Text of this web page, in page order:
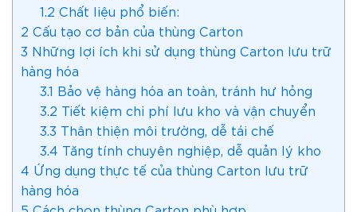
1.2 Chất liệu phổ biến:
2 Cấu tạo cơ bản của thùng Carton
3 Những lợi ích khi sử dụng thùng Carton lưu trữ
hàng hóa
3.1 Bảo vệ hàng hóa an toàn, tránh hư hỏng
3.2 Tiết kiệm chi phí lưu kho và vận chuyển
3.3 Thân thiện môi trường, dễ tái chế
3.4 Tăng tính chuyên nghiệp, dễ quản lý kho
4 Ứng dụng thực tế của thùng Carton lưu trữ
hàng hóa